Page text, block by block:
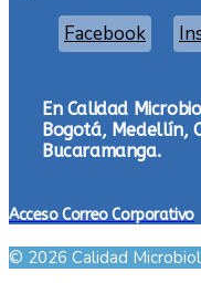
Facebook
En Calidad
Bogotá, Medellín,
Bucaramanga.
Acceso Correo Corporativo
© 2026 Calidad